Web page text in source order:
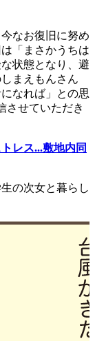
今なお復旧に努め
「まさかうちは
状態となり、避
まえもんさん
なれば」との思
させていただき
レス...敷地内同
の次女と暮らし